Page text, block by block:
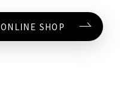
ONLINE SHOP